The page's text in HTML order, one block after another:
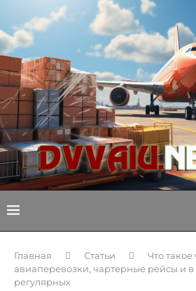
Главная Статьи
Что
авиаперевозки, чартерные рейсы и в
регулярных